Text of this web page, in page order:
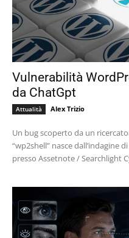
Vulnerabilità
da ChatGpt
Attualità Alex Trizio
Un bug scoperto da un ricercatore (e da
“wp2shell” nasce dall’indagine
presso Assetnote / Searchlight